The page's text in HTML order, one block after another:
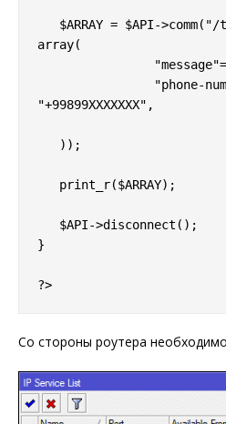
array(
"+99899XXXXXXX",
}
Со стороны роутера